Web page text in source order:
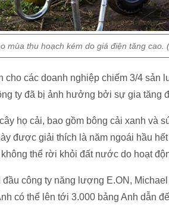
mùa thu hoạch kém do giá điện tăng cao.
cho các doanh nghiệp chiếm 3/4 sản
ty đã bị ảnh hưởng bởi sự gia tăng
họ cải, bao gồm bông cải xanh và
được giải thích là năm ngoái hầu
thể rời khỏi đất nước do hoạt
công ty năng lượng E.ON,
có thể lên tới 3.000 bảng Anh dẫn